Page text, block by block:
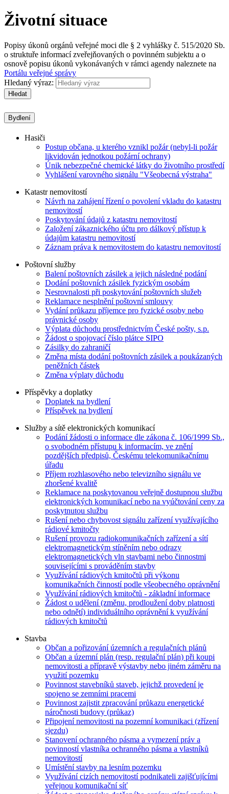
Životní situace
Popisy úkonů orgánů veřejné moci dle § 2 vyhlášky č. 515/2020 Sb.
o struktuře informací zveřejňovaných o povinném subjektu a o
osnově popisu úkonů vykonávaných v rámci agendy naleznete na
Portálu veřejné správy
Hledaný výraz:
Hledat
Bydlení
Hasiči
Postup občana, u kterého vznikl požár (nebyl-li požár
likvidován jednotkou požární ochrany)
Únik nebezpečné chemické látky do životního prostředí
Vyhlášení varovného signálu "Všeobecná výstraha"
Katastr nemovitostí
Návrh na zahájení řízení o povolení vkladu do katastru
nemovitostí
Poskytování údajů z katastru nemovitostí
Založení zákaznického účtu pro dálkový přístup k
údajům katastru nemovitostí
Záznam práva k nemovitostem do katastru nemovitostí
Poštovní služby
Balení poštovních zásilek a jejich následné podání
Dodání poštovních zásilek fyzickým osobám
Nesrovnalosti při poskytování poštovních služeb
Reklamace nesplnění poštovní smlouvy
Vydání průkazu příjemce pro fyzické osoby nebo
právnické osoby
Výplata důchodu prostřednictvím České pošty, s.p.
Žádost o spojovací číslo plátce SIPO
Zásilky do zahraničí
Změna místa dodání poštovních zásilek a poukázaných
peněžních částek
Změna výplaty důchodu
Příspěvky a doplatky
Doplatek na bydlení
Příspěvek na bydlení
Služby a sítě elektronických komunikací
Podání žádosti o informace dle zákona č. 106/1999 Sb.,
o svobodném přístupu k informacím, ve znění
pozdějších předpisů, Českému telekomunikačnímu
úřadu
Příjem rozhlasového nebo televizního signálu ve
zhoršené kvalitě
Reklamace na poskytovanou veřejně dostupnou službu
elektronických komunikací nebo na vyúčtování ceny za
poskytnutou službu
Rušení nebo chybovost signálu zařízení využívajícího
rádiové kmitočty
Rušení provozu radiokomunikačních zařízení a sítí
elektromagnetickým stíněním nebo odrazy
elektromagnetických vln stavbami nebo činnostmi
souvisejícími s prováděním stavby
Využívání rádiových kmitočtů při výkonu
komunikačních činností podle všeobecného oprávnění
Využívání rádiových kmitočtů - základní informace
Žádost o udělení (změnu, prodloužení doby platnosti
nebo odnětí) individuálního oprávnění k využívání
rádiových kmitočtů
Stavba
Občan a pořizování územních a regulačních plánů
Občan a územní plán (resp. regulační plán) při koupi
nemovitosti a přípravě výstavby nebo jiném záměru na
využití pozemku
Povinnost stavebníků staveb, jejichž provedení je
spojeno se zemními pracemi
Povinnost zajistit zpracování průkazu energetické
náročnosti budovy (průkaz)
Připojení nemovitosti na pozemní komunikaci (zřízení
sjezdu)
Stanovení ochranného pásma a vymezení práv a
povinností vlastníka ochranného pásma a vlastníků
nemovitostí
Umístění stavby na lesním pozemku
Využívání cizích nemovitostí podnikateli zajišťujícími
veřejnou komunikační síť